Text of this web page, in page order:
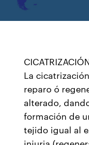
La
reparo ó
alterado,
formación de
tejido igual al